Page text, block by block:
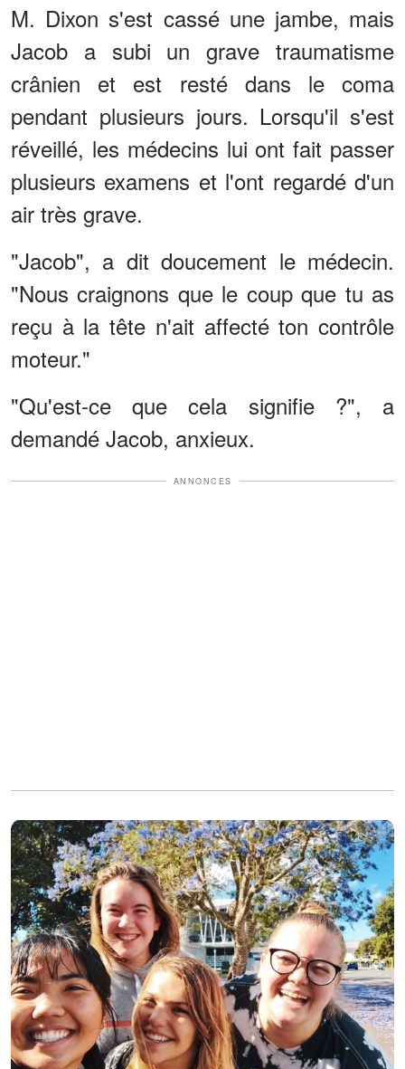
M. Dixon s'est cassé une jambe, mais
Jacob a subi un grave traumatisme
crânien et est resté dans le coma
pendant plusieurs jours. Lorsqu'il s'est
réveillé, les médecins lui ont fait passer
plusieurs examens et l'ont regardé d'un
air très grave.
"Jacob", a dit doucement le médecin.
"Nous craignons que le coup que tu as
reçu à la tête n'ait affecté ton contrôle
moteur."
"Qu'est-ce que cela signifie ?", a
demandé Jacob, anxieux.
ANNONCES